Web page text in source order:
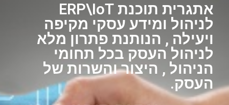
אתגרית תוכנת ERP\IoT
לניהול ומידע עסקי מקיפה
ויעילה , הנותנת פתרון מלא
לניהול העסק בכל תחומי
הניהול , היצור והשרות של
העסק.